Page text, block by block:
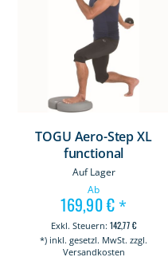
TOGU Aero-Step XL
functional
Auf Lager
Ab
169,90 €*
142,77 €
*) inkl. gesetzl. MwSt. zzgl.
Versandkosten